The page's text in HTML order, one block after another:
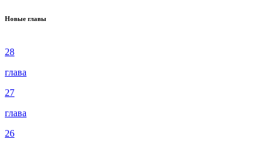
Новые главы
28
глава
27
глава
26